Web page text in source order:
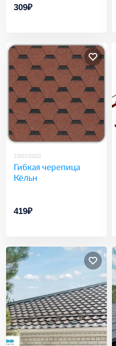
309₽
10/01/2022
Гибкая черепица
Кёльн
419₽